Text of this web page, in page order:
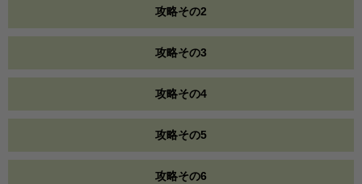
攻略その2
攻略その3
攻略その4
攻略その5
攻略その6